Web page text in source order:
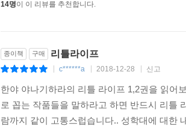
14명이 이 리뷰를 추천합니다.
종이책 구매 리틀라이프
c******a 2018-12-28 신고
한야 야나기하라의 리틀 라이프 1,2권을 읽어
로 꼽는 작품들을 말하라고 하면 반드시 리틀
람까지 같이 고통스럽습니다.. 성학대에 대한